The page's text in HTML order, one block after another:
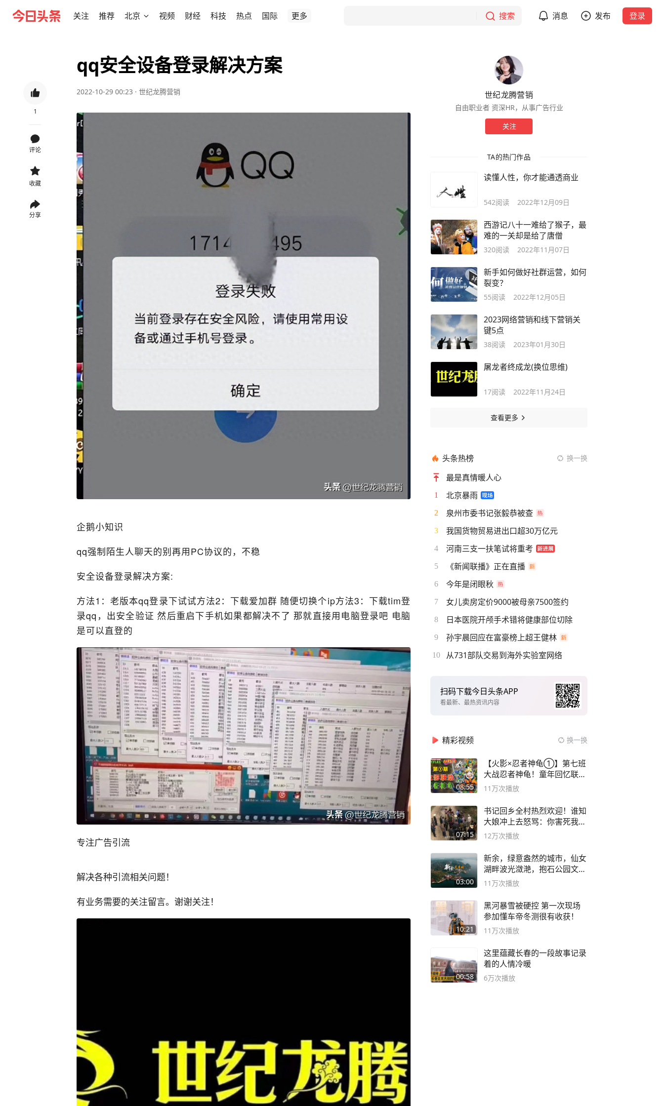
关注 推荐 北京 视频 财经 科技 热点 国际 更多 搜索 消息 发布 登录
1
评论
收藏
分享
qq安全设备登录解决方案
2022-10-29 00:23 · 世纪龙腾营销
企鹅小知识
qq强制陌生人聊天的别再用PC协议的，不稳
安全设备登录解决方案:
方法1：老版本qq登录下试试方法2：下载爱加群 随便切换个ip方法3：下载tim登
录qq，出安全验证 然后重启下手机如果都解决不了 那就直接用电脑登录吧 电脑
是可以直登的
专注广告引流
解决各种引流相关问题！
有业务需要的关注留言。谢谢关注！
世纪龙腾营销
自由职业者 资深HR，从事广告行业
关注
TA的热门作品
读懂人性，你才能通透商业
542阅读 2022年12月09日
西游记八十一难给了猴子，最
难的一关却是给了唐僧
320阅读 2022年11月07日
新手如何做好社群运营，如何
裂变？
55阅读 2022年12月05日
2023网络营销和线下营销关
键5点
38阅读 2023年01月30日
屠龙者终成龙(换位思维)
17阅读 2022年11月24日
查看更多
头条热榜 换一换
最是真情暖人心
1 北京暴雨
2 泉州市委书记张毅恭被查
3 我国货物贸易进出口超30万亿元
4 河南三支一扶笔试将重考
5 《新闻联播》正在直播
6 今年是闭眼秋
7 女儿卖房定价9000被母亲7500签约
8 日本医院开颅手术错将健康部位切除
9 孙宇晨回应在富豪榜上超王健林
10 从731部队交易到海外实验室网络
扫码下载今日头条APP
看最新、最热资讯内容
精彩视频 换一换
08:55
【火影×忍者神龟①】第七班
大战忍者神龟！童年回忆联动
论武？
11万次播放
07:15
书记回乡全村热烈欢迎！谁知
大娘冲上去怒骂：你害死我儿
子
12万次播放
03:00
新余，绿意盎然的城市，仙女
湖畔波光潋滟，抱石公园文化
深邃……
11万次播放
10:21
黑河暴雪被硬控 第一次现场
参加懂车帝冬测很有收获！
11万次播放
00:58
这里蕴藏长春的一段故事记录
着的人情冷暖
6万次播放